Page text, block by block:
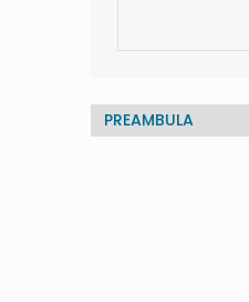
PREAMBULA